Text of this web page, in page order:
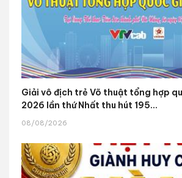
Giải vô địch trẻ Võ thuật tổng hợp
2026 lần thứ Nhất thu hút 195...
08/08/2026